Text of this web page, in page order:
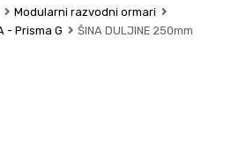
Modularni razvodni ormari
- Prisma G
ŠINA DULJINE 250mm